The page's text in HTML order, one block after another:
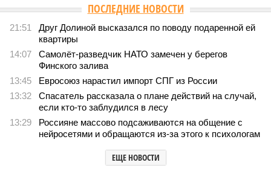
ПОСЛЕДНИЕ НОВОСТИ
21:51
Друг Долиной высказался по поводу подаренной ей
квартиры
14:07
Самолёт-разведчик НАТО замечен у берегов
Финского залива
13:45
Евросоюз нарастил импорт СПГ из России
13:32
Спасатель рассказала о плане действий на случай,
если кто-то заблудился в лесу
13:29
Россияне массово подсаживаются на общение с
нейросетями и обращаются из-за этого к психологам
ЕЩЕ НОВОСТИ